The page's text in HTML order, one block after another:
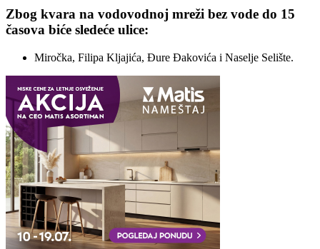
Zbog kvara na vodovodnoj mreži bez vode do 15
časova biće sledeće ulice:
Miročka, Filipa Kljajića, Đure Đakovića i Naselje Selište.